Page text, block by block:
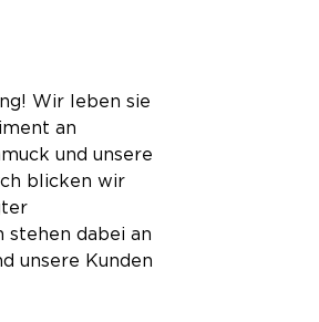
Wir leben sie
an
und unsere
blicken wir
stehen dabei an
unsere Kunden